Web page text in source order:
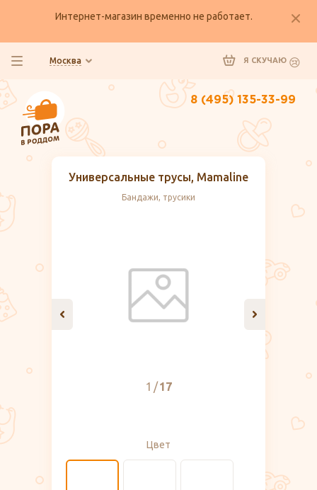
Интернет-магазин временно не работает.
Москва Я СКУЧАЮ
8 (495) 135-33-99
Универсальные трусы, Mamaline
Бандажи, трусики
1 17
Цвет